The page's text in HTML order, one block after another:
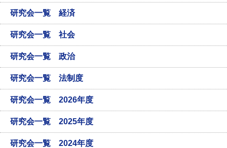
研究会一覧 経済
研究会一覧 社会
研究会一覧 政治
研究会一覧 法制度
研究会一覧 2026年度
研究会一覧 2025年度
研究会一覧 2024年度